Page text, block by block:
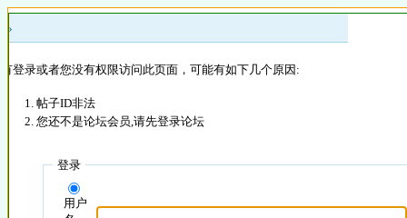
»
登录或者您没有权限访问此页面，可能有如下几个原因:
帖子ID非法
您还不是论坛会员,请先登录论坛
登录
用户